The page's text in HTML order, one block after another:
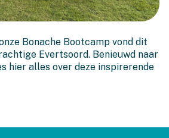
Bonache Bootcamp vond dit
Evertsoord. Benieuwd naar
hier alles over deze inspirerende